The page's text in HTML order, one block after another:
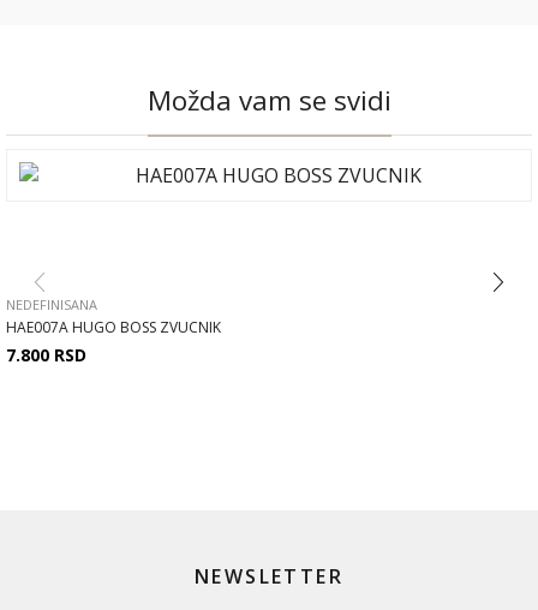
Možda vam se svidi
NEDEFINISANA
HAE007A HUGO BOSS ZVUCNIK
7.800 RSD
NEWSLETTER